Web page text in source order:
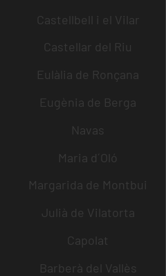
Castellbell i el Vilar
Castellar del Riu
Eulàlia de Ronçana
Eugènia de Berga
Navas
Maria d´Oló
Margarida de Montbui
Julià de Vilatorta
Capolat
Barberà del Vallès